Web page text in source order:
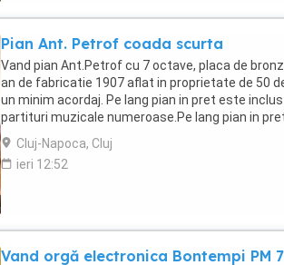
Pian Ant. Petrof coada scurta
Vand pian Ant.Petrof cu 7 octave, placa de
an de fabricatie 1907 aflat in proprietate de 50
un minim acordaj. Pe lang pian in pret este
partituri muzicale numeroase.Pe lang pian in
rotativ si partituri ...
Cluj-Napoca, Cluj
ieri 12:52
Vand orgă electronica Bontempi PM